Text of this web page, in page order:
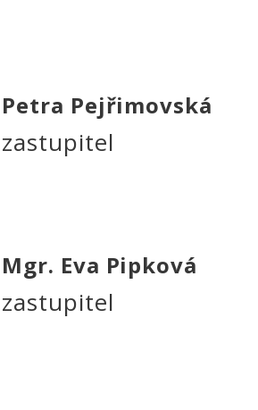
Petra Pejřimovská
zastupitel
Mgr. Eva Pipková
zastupitel